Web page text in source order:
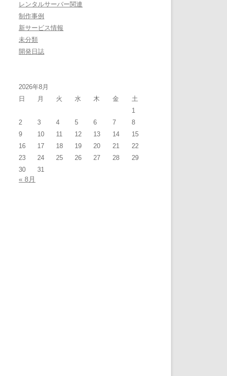
レンタルサーバー関連
制作事例
新サービス情報
未分類
開発日誌
2026年8月
日
月 火 水 木 金
土
1
2
3 4 5 6 7
8
9
10 11 12 13 14
15
16
17 18 19 20 21
22
23
24 25 26 27 28
29
30
31
« 8月